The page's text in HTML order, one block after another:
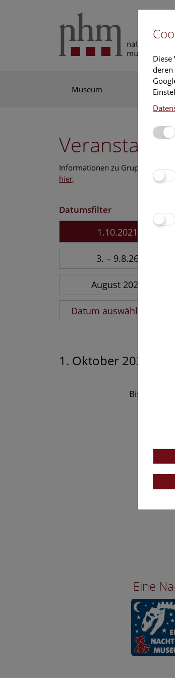
Museum
Informationen zu Gruppen,-
hier.
Datumsfilter
1.10.2021
3. – 9.8.26
August 2026
Datum auswählen
1. Oktober 2021
Bisher
Eine
deren